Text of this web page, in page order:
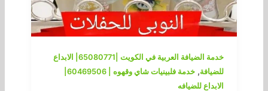
خدمة الضيافة العربية في الكويت |65080771| الابداع
للضيافة,
الابداع للضيافه